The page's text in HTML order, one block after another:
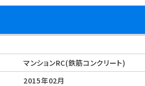
マンションRC(鉄筋コンクリート)
2015年02月